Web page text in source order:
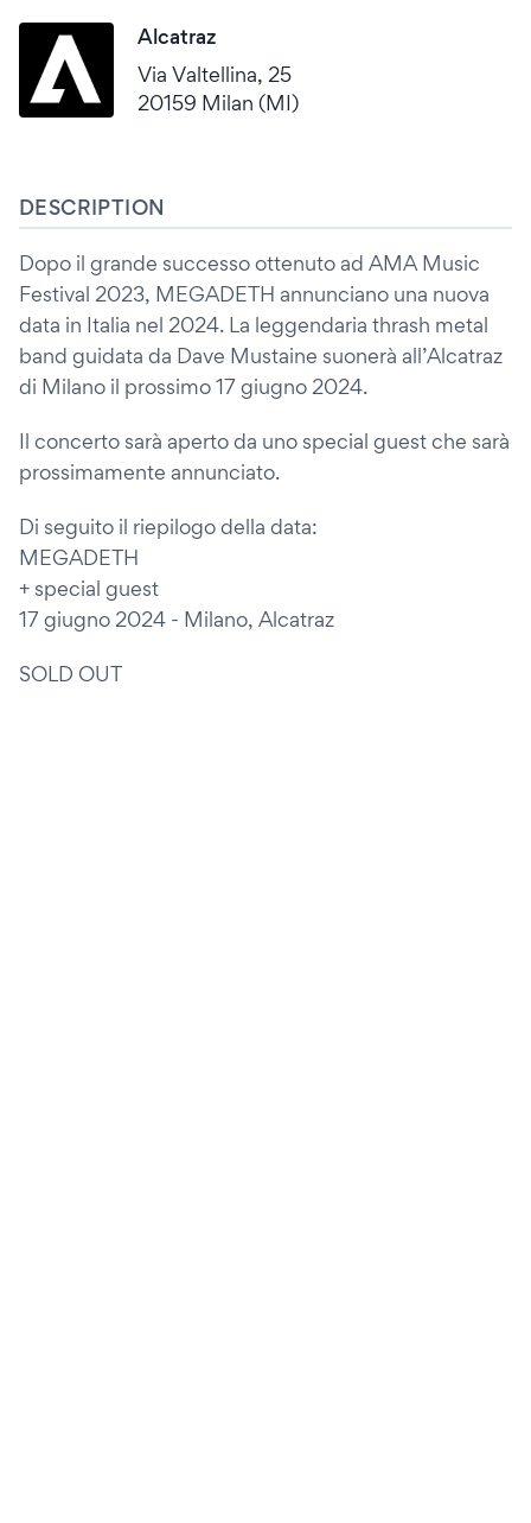
Alcatraz
Via Valtellina, 25
20159 Milan (MI)
DESCRIPTION
Dopo il grande successo ottenuto ad AMA Music
Festival 2023, MEGADETH annunciano una nuova
data in Italia nel 2024. La leggendaria thrash metal
band guidata da Dave Mustaine suonerà all’Alcatraz
di Milano il prossimo 17 giugno 2024.
Il concerto sarà aperto da uno special guest che sarà
prossimamente annunciato.
Di seguito il riepilogo della data:
MEGADETH
+ special guest
17 giugno 2024 - Milano, Alcatraz
SOLD OUT